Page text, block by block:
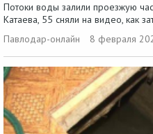
Потоки воды залили проезжую
Катаева, 55 сняли на видео, как
Павлодар-онлайн
8 февраля